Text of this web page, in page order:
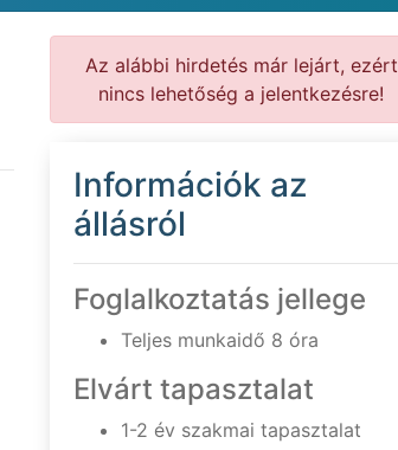
Az alábbi hirdetés már lejárt, ezért
nincs lehetőség a jelentkezésre!
Információk az
állásról
Foglalkoztatás jellege
Teljes munkaidő 8 óra
Elvárt tapasztalat
1-2 év szakmai tapasztalat